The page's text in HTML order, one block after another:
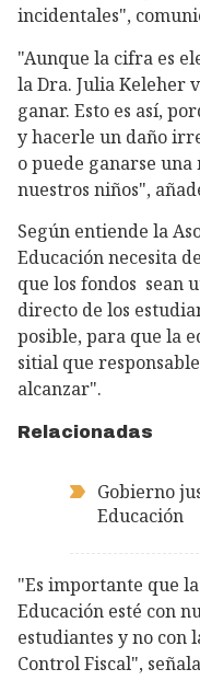
incidentales",
"Aunque la cifra es
la Dra. Julia Keleher
ganar. Esto es así,
y hacerle un daño
o puede ganarse
nuestros niños",
Según entiende la
Educación necesita
que los fondos sean
directo de los
posible, para que la
sitial que
alcanzar".
Relacionadas
Gobierno
Educación
"Es importante que
Educación esté con
estudiantes y no con
Control Fiscal",